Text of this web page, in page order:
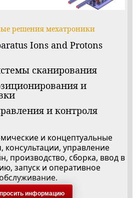
решения мехатроники
Ions and Protons
сканирования
и
и контроля
и концептуальные
консультации, управление
производство, сборка, ввод в
запуск и оперативное
информацию